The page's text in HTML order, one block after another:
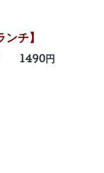
チ】
1490円